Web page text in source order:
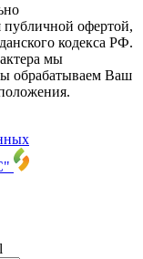
публичной офертой,
кодекса РФ.
мы
обрабатываем Ваш